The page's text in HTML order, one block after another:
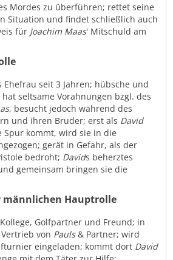
Mordes zu überführen; rettet seine
Situation und findet schließlich auch
für Joachim Maas' Mitschuld am
Ehefrau seit 3 Jahren; hübsche und
seltsame Vorahnungen bzgl. des
, besucht jedoch während des
und ihren Bruder; erst als David
kommt, wird sie in die
gerät in Gefahr, als der
bedroht; Davids beherztes
gemeinsam bringen sie die
männlichen Hauptrolle
Golfpartner und Freund; in
von Pauls& Partner; wird
eingeladen; kommt dort David